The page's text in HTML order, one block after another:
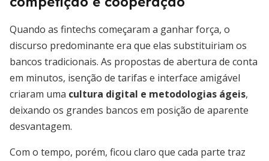
Quando as fintechs começaram a ganhar força, o
discurso predominante era que elas substituiriam os
bancos tradicionais. As propostas de abertura de conta
em minutos, isenção de tarifas e interface amigável
criaram uma cultura digital e metodologias ágeis,
deixando os grandes bancos em posição de aparente
desvantagem.
Com o tempo, porém, ficou claro que cada parte traz